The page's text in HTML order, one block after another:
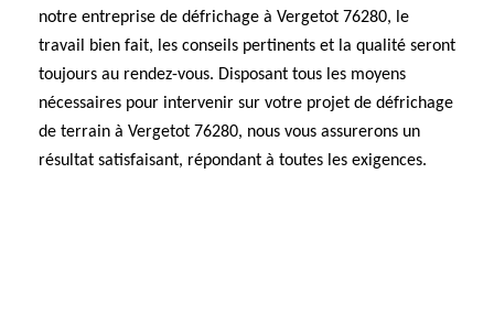
notre entreprise de défrichage à Vergetot 76280, le
travail bien fait, les conseils pertinents et la qualité seront
toujours au rendez-vous. Disposant tous les moyens
nécessaires pour intervenir sur votre projet de défrichage
de terrain à Vergetot 76280, nous vous assurerons un
résultat satisfaisant, répondant à toutes les exigences.